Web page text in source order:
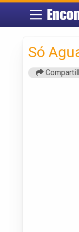
Só